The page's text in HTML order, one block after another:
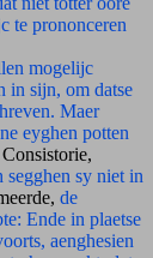
te prononceren
mogelijc
in sijn, om datse
Maer
eyghen potten
segghen sy niet in
de
Ende in plaetse
aenghesien